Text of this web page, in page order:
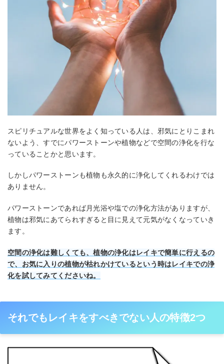
スピリチュアルな世界をよく知っている人は、邪気にとりこまれ
ないよう、すでにパワーストーンや植物などで空間の浄化を行な
っていることかと思います。
しかしパワーストーンも植物も永久的に浄化してくれるわけでは
ありません。
パワーストーンであれば月光浴や塩での浄化方法がありますが、
植物は邪気にあてられすぎると目に見えて元気がなくなっていき
ます。
空間の浄化は難しくても、植物の浄化はレイキで簡単に行えるの
で、お気に入りの植物が枯れかけているという時はレイキでの浄
化を試してみてくださいね。
それでもレイキをすべきでない人の特徴2つ